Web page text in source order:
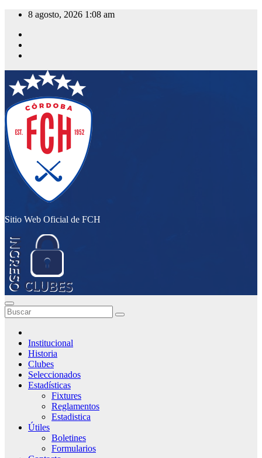
Saltar
contenido
8 agosto, 2026 1:08 am
Sitio Web Oficial de FCH
Institucional
Historia
Clubes
Seleccionados
Estadísticas
Fixtures
Reglamentos
Estadistica
Útiles
Boletines
Formularios